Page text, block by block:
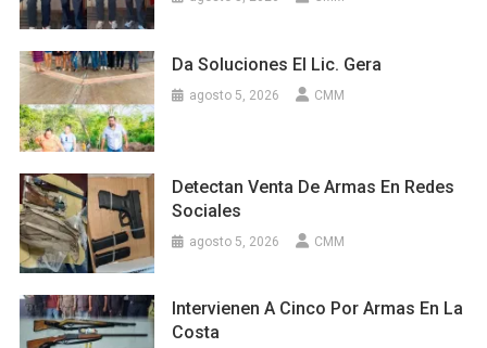
Da Soluciones El Lic. Gera
agosto 5, 2026 CMM
Detectan Venta De Armas En Redes
Sociales
agosto 5, 2026 CMM
Intervienen A Cinco Por Armas En La
Costa